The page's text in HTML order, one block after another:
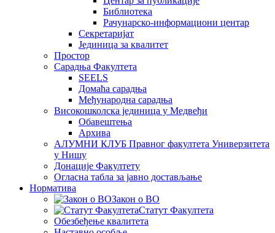
Библиотека
Рачунарско-информациони центар
Секретаријат
Јединица за квалитет
Простор
Сарадња Факултета
SEELS
Домаћа сарадња
Међународна сарадња
Високошколска јединица у Медвеђи
Обавештења
Архива
АЛУМНИ КЛУБ Правног факултета Универзитета
у Нишу
Донације Факултету
Огласна табла за јавно достављање
Норматива
Закон о ВО
Статут Факултета
Обезбеђење квалитета